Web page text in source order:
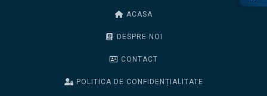
ACASA
DESPRE NOI
CONTACT
POLITICA DE CONFIDENȚIALITATE